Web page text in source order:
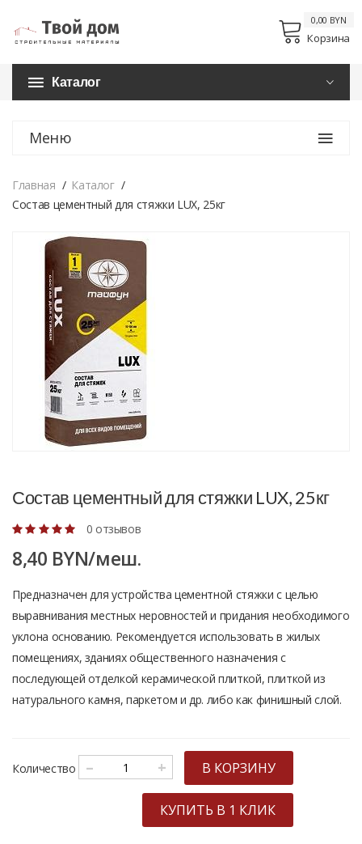
Корзина
0,00 BYN
Каталог
Меню
Главная
Каталог
Состав цементный для стяжки LUX, 25кг
Состав цементный для стяжки LUX, 25кг
0 отзывов
8,40 BYN/меш.
Предназначен для устройства цементной стяжки с целью
выравнивания местных неровностей и придания необходимого
уклона основанию. Рекомендуется использовать в жилых
помещениях, зданиях общественного назначения с
последующей отделкой керамической плиткой, плиткой из
натурального камня, паркетом и др. либо как финишный слой.
Количество – + В КОРЗИНУ
КУПИТЬ В 1 КЛИК